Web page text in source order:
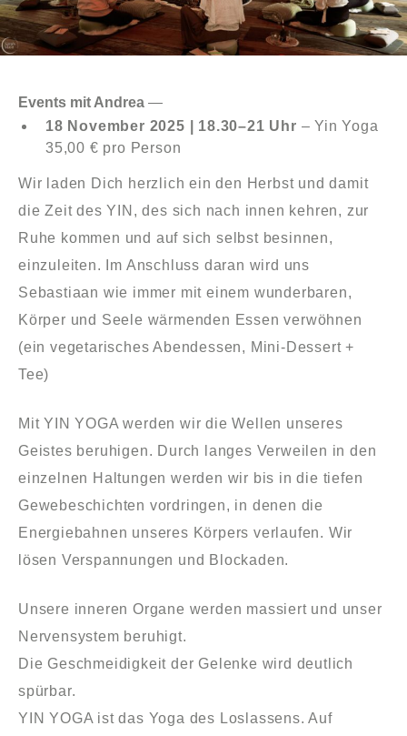
Events mit Andrea —
18 November 2025 | 18.30–21 Uhr – Yin Yoga
35,00 € pro Person
Wir laden Dich herzlich ein den Herbst und damit
die Zeit des YIN, des sich nach innen kehren, zur
Ruhe kommen und auf sich selbst besinnen,
einzuleiten. Im Anschluss daran wird uns
Sebastiaan wie immer mit einem wunderbaren,
Körper und Seele wärmenden Essen verwöhnen
(ein vegetarisches Abendessen, Mini-Dessert +
Tee)
Mit YIN YOGA werden wir die Wellen unseres
Geistes beruhigen. Durch langes Verweilen in den
einzelnen Haltungen werden wir bis in die tiefen
Gewebeschichten vordringen, in denen die
Energiebahnen unseres Körpers verlaufen. Wir
lösen Verspannungen und Blockaden.
Unsere inneren Organe werden massiert und unser
Nervensystem beruhigt.
Die Geschmeidigkeit der Gelenke wird deutlich
spürbar.
YIN YOGA ist das Yoga des Loslassens. Auf